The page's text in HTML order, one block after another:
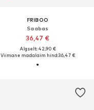
FRIBOO
Saabas
36,47 €
Algselt: 42,90 €
Viimane madalaim hind:36,47 €